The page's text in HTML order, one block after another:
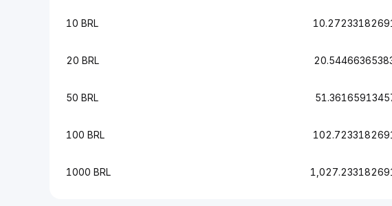
10 BRL
20 BRL
50 BRL
100 BRL
1000 BRL